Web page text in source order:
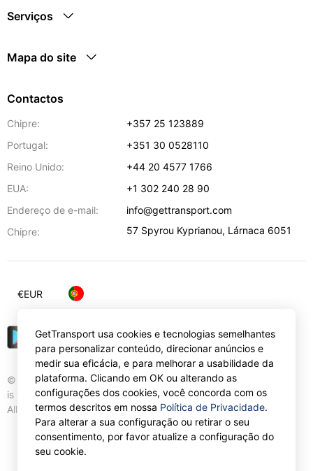
Serviços
Mapa do site
Contactos
Chipre:
+357 25 123889
Portugal:
+351 30 0528110
Reino Unido:
+44 20 4577 1766
EUA:
+1 302 240 28 90
Endereço de e-mail:
info@gettransport.com
Chipre:
57 Spyrou Kyprianou, Lárnaca 6051
© Gettransport International Limited. GetTransport®
is trademark of Gettransport International Limited.
All rights reserved.
€EUR
GetTransport usa cookies e tecnologias semelhantes
para personalizar conteúdo, direcionar anúncios e
medir sua eficácia, e para melhorar a usabilidade da
plataforma. Clicando em OK ou alterando as
configurações dos cookies, você concorda com os
termos descritos em nossa Política de Privacidade.
Para alterar a sua configuração ou retirar o seu
consentimento, por favor atualize a configuração do
seu cookie.